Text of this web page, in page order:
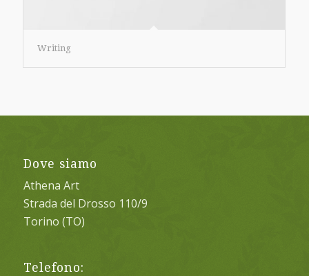
Writing
Dove siamo
Athena Art
Strada del Drosso 110/9
Torino (TO)
Telefono: